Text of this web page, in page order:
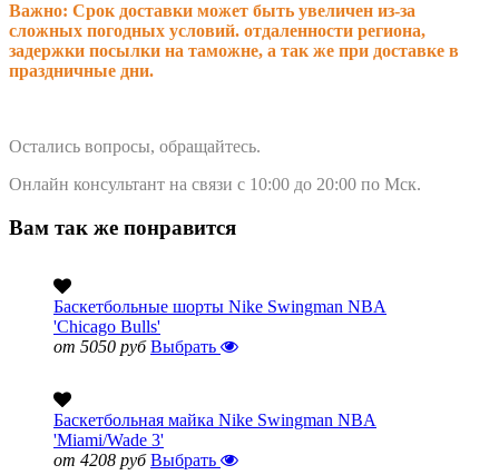
Важно: Срок доставки может быть увеличен из-за
сложных погодных условий. отдаленности региона,
задержки посылки на таможне, а так же при доставке в
праздничные дни.
Остались вопросы, обращайтесь.
Онлайн консультант на связи с 10:00 до 20:00 по Мск.
Вам так же понравится
Баскетбольные шорты Nike Swingman NBA
'Chicago Bulls'
от 5050 руб Выбрать
Баскетбольная майка Nike Swingman NBA
'Miami/Wade 3'
от 4208 руб Выбрать